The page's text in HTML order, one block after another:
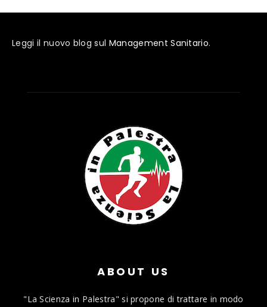
Leggi il nuovo blog sul Management Sanitario.
ABOUT US
"La Scienza in Palestra" si propone di trattare in modo